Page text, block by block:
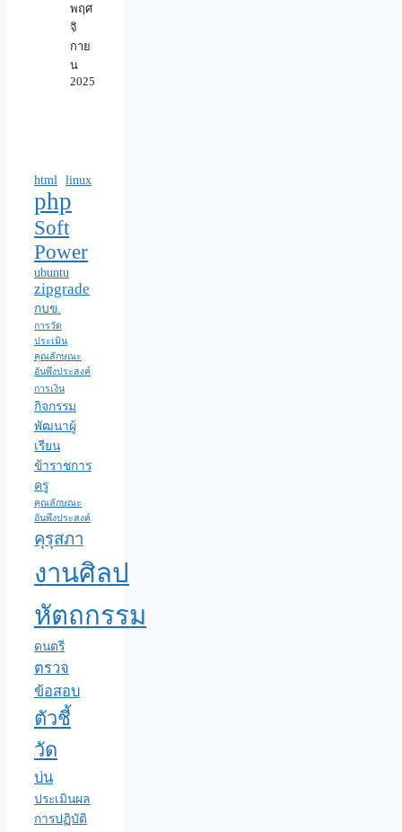
พฤศ
จิ
กาย
น
2025
html linux
php
Soft
Power
ubuntu
zipgrade
กบข.
การวัด
ประเมิน
คุณลักษณะ
อันพึงประสงค์
การเงิน
กิจกรรม
พัฒนาผู้
เรียน
ข้าราชการ
ครู
คุณลักษณะ
อันพึงประสงค์
คุรุสภา
งานศิลป
หัตถกรรม
ดนตรี
ตรวจ
ข้อสอบ
ตัวชี้
วัด
บ่น
ประเมินผล
การปฏิบัติ